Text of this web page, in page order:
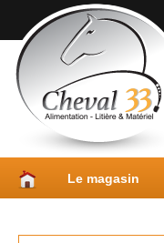
Le magasin